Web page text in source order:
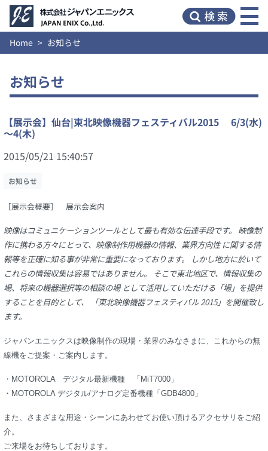
Home お知らせ
お知らせ
【展示会】仙台|東北映像機器フェスティバル2015 6/3(水)
～4(木)
2015/05/21 15:40:57
お知らせ
［展示会概要］ 展示会案内
映像はコミュニケーションツールとして最も有効な伝達手段です。 映像制
作に携わる方々にとって、映像制作用機器の情報、業界方向性 に関する情
報等を正確に知る事が非常に重要になっております。 しかし地方に於いて
これらの情報収集は容易ではありません。 そこで東北地区で、情報収集の
場、将来の機器選択等の相談の場 として活用していただける「場」を提供
することを目的として、 「東北映像機器フェスティバル 2015」を開催致し
ます。
ジャパンエニックスは映像制作の現場・業界のみなさまに、これからの無
線機をご提案・ご案内します。
・MOTOROLA デジタル最新機種 「MiT7000」
・MOTOROLA デジタル/アナログ定番機種「GDB4800」
また、さまざまな用途・シーンにあわせてお使い頂けるアクセサリをご紹
介。
ご来場をお待ちしております。